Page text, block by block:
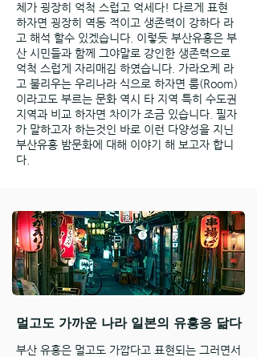
체가 굉장히 억척 스럽고 억세다! 다르게 표현
하자면 굉장히 역동 적이고 생존력이 강하다 라
고 해석 할수 있겠습니다. 이렇듯 부산유흥은 부
산 시민들과 함께 그야말로 강인한 생존력으로
억척 스럽게 자리매김 하였습니다. 가라오케 라
고 불리우는 우리나라 식으로 하자면 룸(Room)
이라고도 부르는 문화 역시 타 지역 특히 수도권
지역과 비교 하자면 차이가 조금 있습니다. 필자
가 말하고자 하는것인 바로 이런 다양성을 지닌
부산유흥 밤문화에 대해 이야기 해 보고자 합니
다.
멀고도 가까운 나라 일본의 유흥응 닮다
부산 유흥은 멀고도 가깝다고 표현되는 그러면서